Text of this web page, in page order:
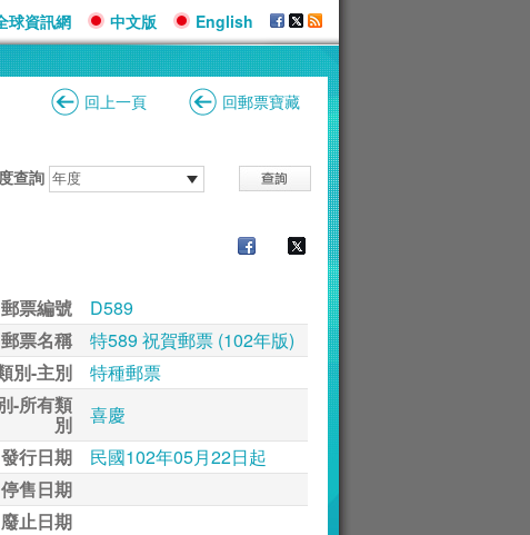
球資訊網 中文版 English
回上一頁 回郵票寶藏
查詢
郵票編號
D589
郵票名稱
特589 祝賀郵票 (102年版)
別-主別
特種郵票
-所有類
別
喜慶
發行日期
民國102年05月22日起
停售日期
廢止日期